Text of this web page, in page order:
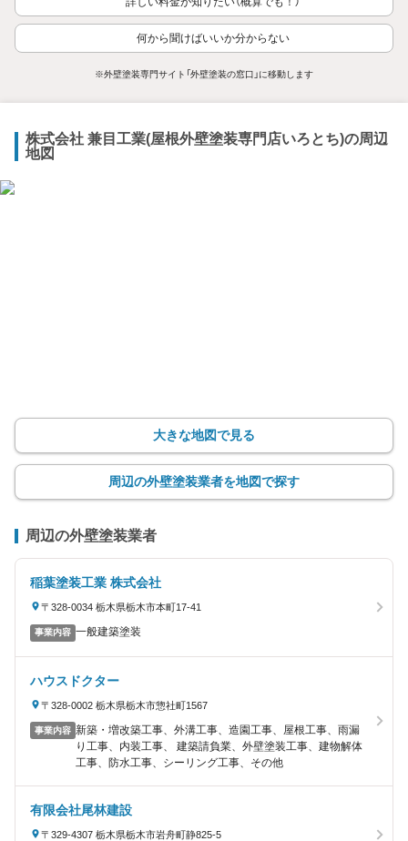
何から聞けばいいか分からない
※外壁塗装専門サイト「外壁塗装の窓口」に移動します
株式会社 兼目工業(屋根外壁塗装専門店いろとち)の周辺
地図
大きな地図で見る
周辺の外壁塗装業者を地図で探す
周辺の外壁塗装業者
稲葉塗装工業 株式会社
〒328-0034 栃木県栃木市本町17-41
事業内容 一般建築塗装
ハウスドクター
〒328-0002 栃木県栃木市惣社町1567
事業内容 新築・増改築工事、外溝工事、造園工事、屋根工事、雨漏
り工事、内装工事、 建築請負業、外壁塗装工事、建物解体
工事、防水工事、シーリング工事、その他
有限会社尾林建設
〒329-4307 栃木県栃木市岩舟町静825-5